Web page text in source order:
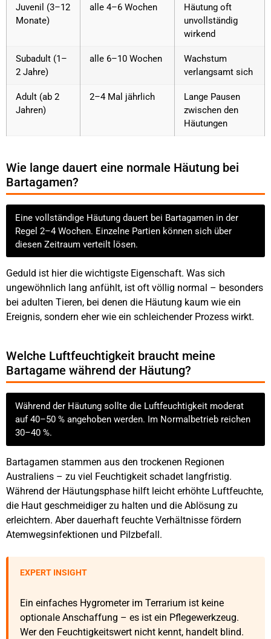
Juvenil (3–12
Monate)
alle 4–6 Wochen
Häutung oft
unvollständig
wirkend
Subadult (1–
2 Jahre)
alle 6–10 Wochen
Wachstum
verlangsamt sich
Adult (ab 2
Jahren)
2–4 Mal jährlich
Lange Pausen
zwischen den
Häutungen
Wie lange dauert eine normale Häutung bei
Bartagamen?
Eine vollständige Häutung dauert bei Bartagamen in der
Regel 2–4 Wochen. Einzelne Partien können sich über
diesen Zeitraum verteilt lösen.
Geduld ist hier die wichtigste Eigenschaft. Was sich
ungewöhnlich lang anfühlt, ist oft völlig normal – besonders
bei adulten Tieren, bei denen die Häutung kaum wie ein
Ereignis, sondern eher wie ein schleichender Prozess wirkt.
Welche Luftfeuchtigkeit braucht meine
Bartagame während der Häutung?
Während der Häutung sollte die Luftfeuchtigkeit moderat
auf 40–50 % angehoben werden. Im Normalbetrieb reichen
30–40 %.
Bartagamen stammen aus den trockenen Regionen
Australiens – zu viel Feuchtigkeit schadet langfristig.
Während der Häutungsphase hilft leicht erhöhte Luftfeuchte,
die Haut geschmeidiger zu halten und die Ablösung zu
erleichtern. Aber dauerhaft feuchte Verhältnisse fördern
Atemwegsinfektionen und Pilzbefall.
EXPERT INSIGHT
Ein einfaches Hygrometer im Terrarium ist keine
optionale Anschaffung – es ist ein Pflegewerkzeug.
Wer den Feuchtigkeitswert nicht kennt, handelt blind.